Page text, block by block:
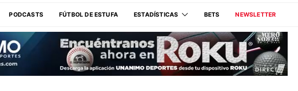
PODCASTS FÚTBOL DE ESTUFA ESTADÍSTICAS BETS NEWSLETTER